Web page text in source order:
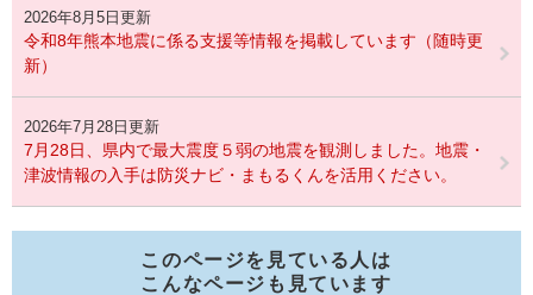
2026年8月5日更新
令和8年熊本地震に係る支援等情報を掲載しています（随時更
新）
2026年7月28日更新
7月28日、県内で最大震度５弱の地震を観測しました。地震・
津波情報の入手は防災ナビ・まもるくんを活用ください。
このページを見ている人は
こんなページも見ています